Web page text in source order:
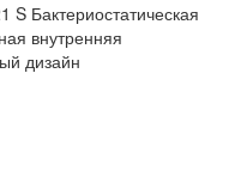
S Бактериостатическая
внутренняя
дизайн